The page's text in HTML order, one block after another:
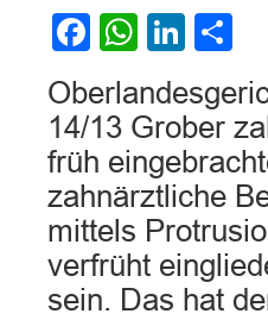
Facebook
14/13 Grober
früh
zahnärztliche
mittels
verfrüht
sein. Das hat